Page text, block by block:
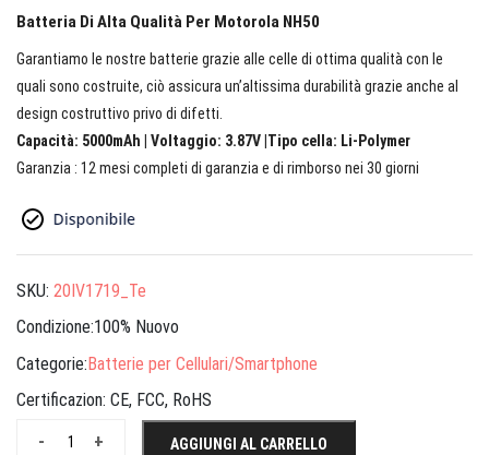
Batteria Di Alta Qualità Per Motorola NH50
Garantiamo le nostre batterie grazie alle celle di ottima qualità con le
quali sono costruite, ciò assicura un’altissima durabilità grazie anche al
design costruttivo privo di difetti.
Capacità: 5000mAh | Voltaggio: 3.87V |Tipo cella: Li-Polymer
Garanzia : 12 mesi completi di garanzia e di rimborso nei 30 giorni
SKU: 20IV1719_Te
Condizione:100% Nuovo
Categorie:Batterie per Cellulari/Smartphone
Certificazion: CE, FCC, RoHS
+
- AGGIUNGI AL CARRELLO